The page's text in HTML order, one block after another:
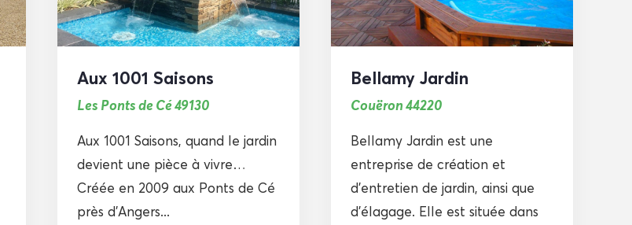
Aux 1001 Saisons
Les Ponts de Cé 49130
Aux 1001 Saisons, quand le jardin
devient une pièce à vivre…
Créée en 2009 aux Ponts de Cé
près d’Angers...
Bellamy Jardin
Couëron 44220
Bellamy Jardin est une
entreprise de création et
d’entretien de jardin, ainsi que
d’élagage. Elle est située dans